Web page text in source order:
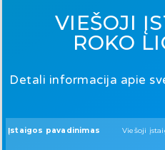
VIEŠOJI
ROKO
Detali informacija apie
Įstaigos pavadinimas Viešoji